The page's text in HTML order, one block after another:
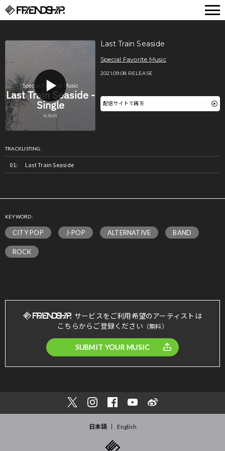
Last Train Seaside
Special Favorite Music
2021.09.08 RELEASE
配信サイトで再生
TRACKLISTING:
Last Train Seaside
KEYWORD:
CITY POP J-POP ALTERNATIVE BAND
ROCK
サービスをご利用希望のアーティストは
こちらからご登録ください （無料）
SUBMIT YOUR MUSIC
日本語 English